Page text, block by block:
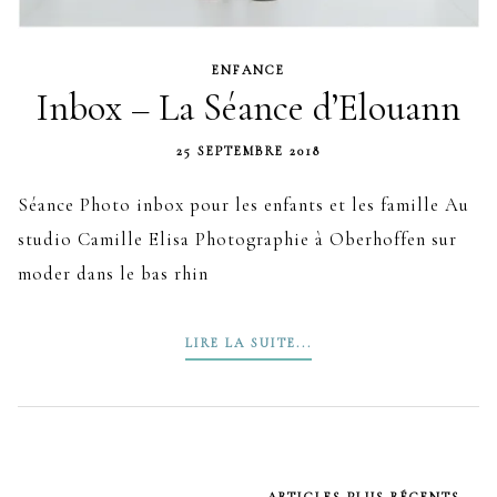
ENFANCE
Inbox – La Séance d’Elouann
25 SEPTEMBRE 2018
Séance Photo inbox pour les enfants et les famille Au
studio Camille Elisa Photographie à Oberhoffen sur
moder dans le bas rhin
LIRE LA SUITE...